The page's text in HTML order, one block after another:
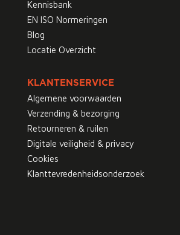
Kennisbank
EN ISO Normeringen
Blog
Locatie Overzicht
KLANTENSERVICE
Algemene voorwaarden
Verzending & bezorging
Retourneren & ruilen
Digitale veiligheid & privacy
Cookies
Klanttevredenheidsonderzoek